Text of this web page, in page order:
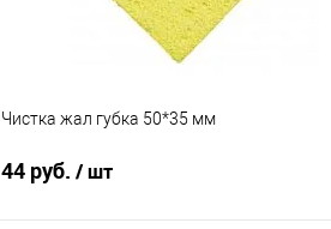
Чистка жал губка 50*35 мм
44 руб. / шт